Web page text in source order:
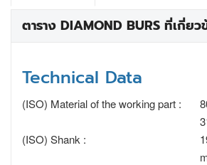
ตาราง DIAMOND BURS ที่เกี่ย
Technical Data
(ISO) Material of the working part :
(ISO) Shank :